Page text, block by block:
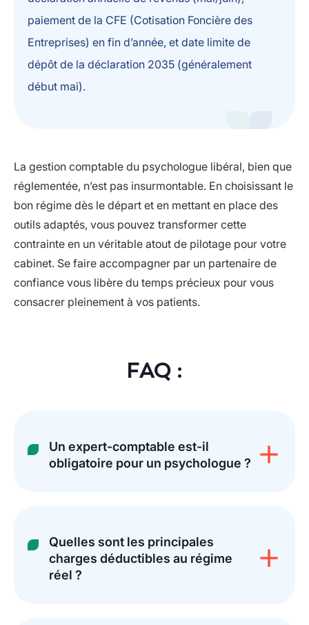
paiement de la CFE (Cotisation Foncière des
Entreprises) en fin d’année, et date limite de
dépôt de la déclaration 2035 (généralement
début mai).
La gestion comptable du psychologue libéral, bien que
réglementée, n’est pas insurmontable. En choisissant le
bon régime dès le départ et en mettant en place des
outils adaptés, vous pouvez transformer cette
contrainte en un véritable atout de pilotage pour votre
cabinet. Se faire accompagner par un partenaire de
confiance vous libère du temps précieux pour vous
consacrer pleinement à vos patients.
FAQ :
Un expert-comptable est-il
obligatoire pour un psychologue ?
Quelles sont les principales
charges déductibles au régime
réel ?